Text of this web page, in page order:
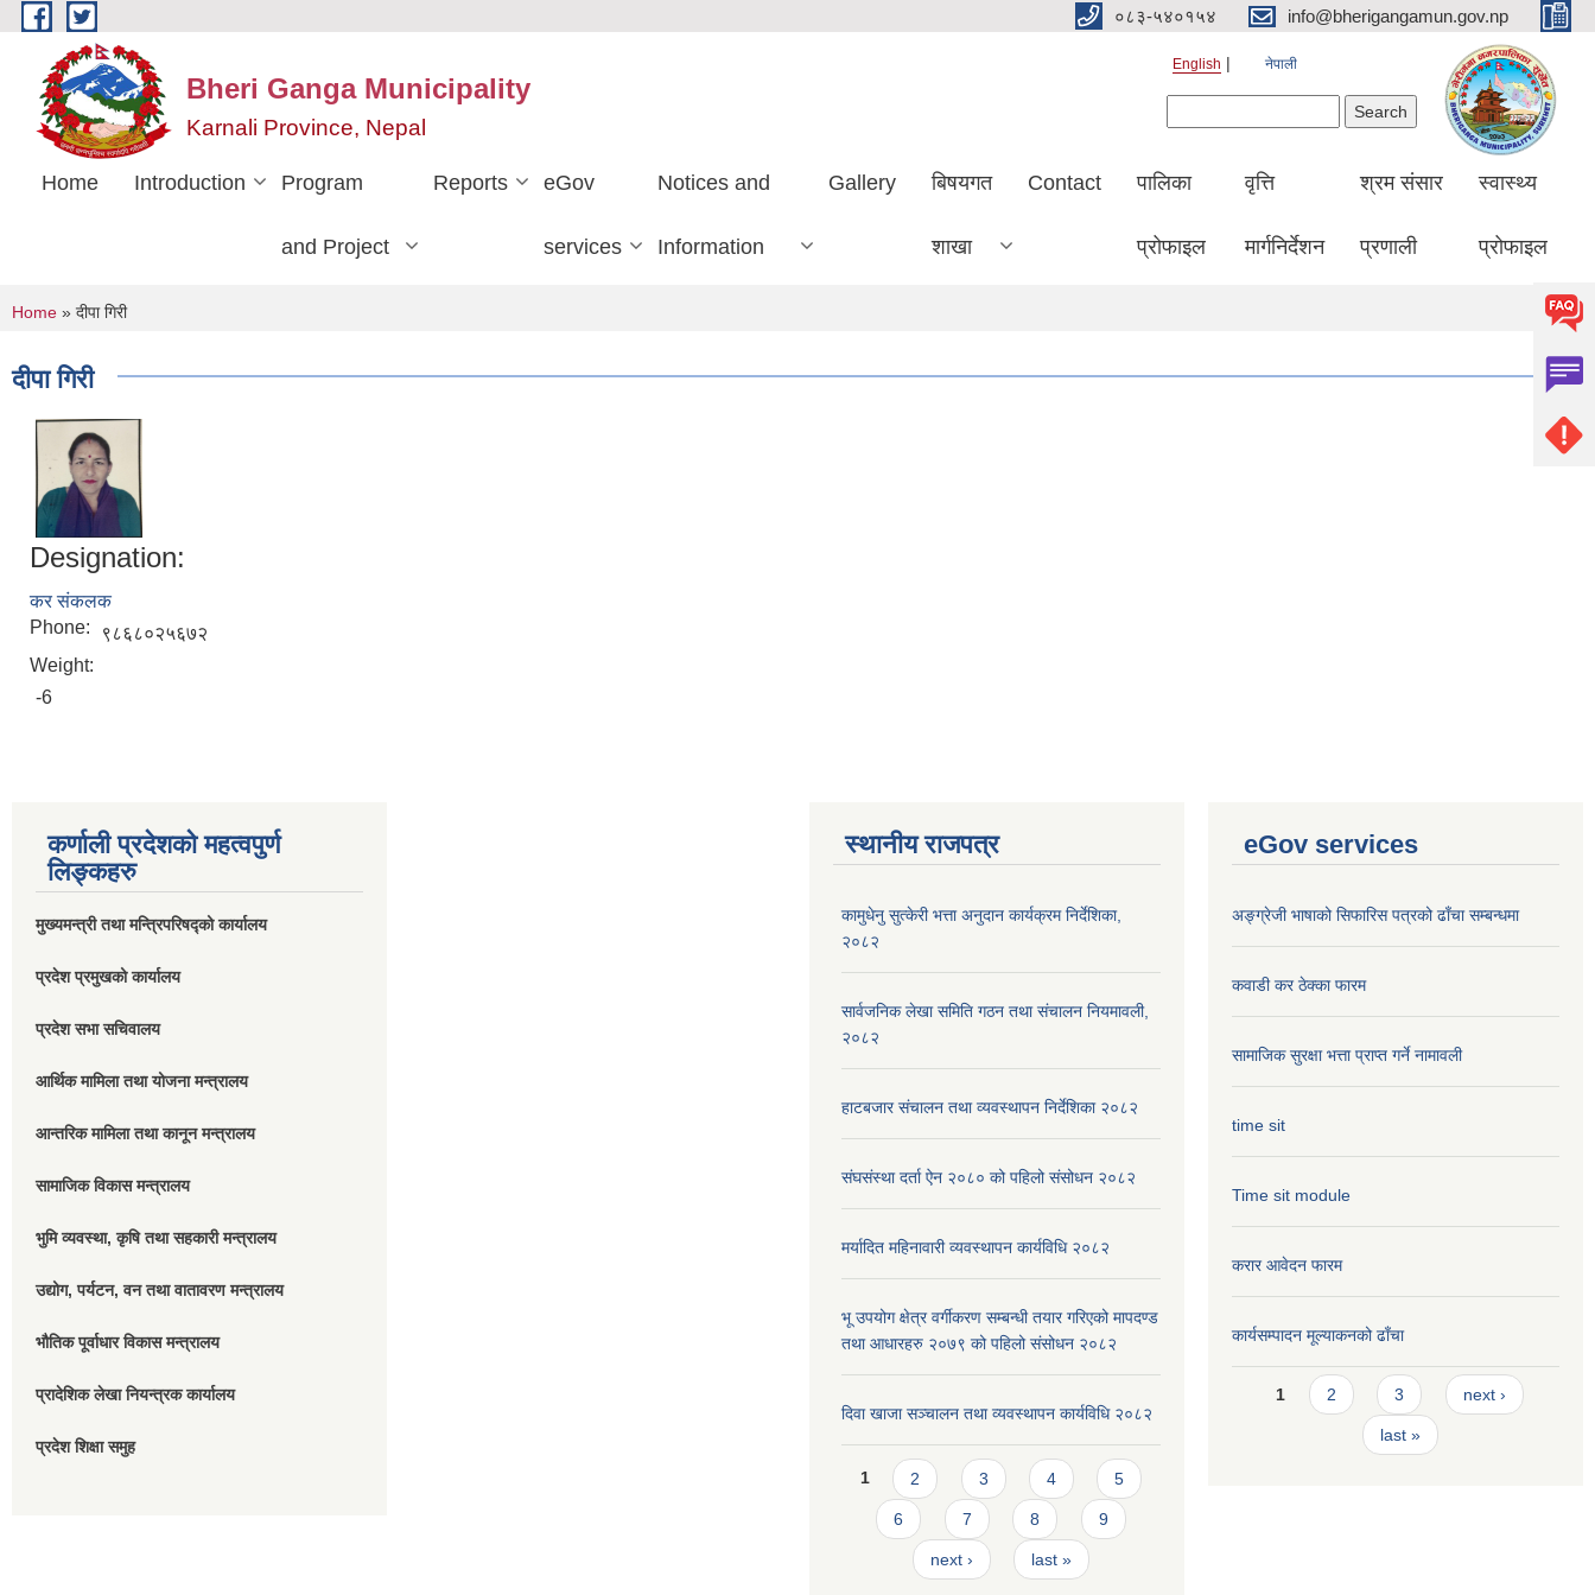
Skip to main content ०८३-५४०१५४ info@bherigangamun.gov.np
Bheri Ganga Municipality
Karnali Province, Nepal
English नेपाली
Home Introduction Program
and Project
Reports eGov
services
Notices and
Information
Gallery बिषयगत
शाखा
Contact पालिका
प्रोफाइल
वृत्ति
मार्गनिर्देशन
श्रम संसार
प्रणाली
स्वास्थ्य
प्रोफाइल
You are here
Home » दीपा गिरी
दीपा गिरी
Designation:
कर संकलक
Phone:
९८६८०२५६७२
Weight:
-6
कर्णाली प्रदेशको महत्वपुर्ण
लिङ्कहरु
मुख्यमन्त्री तथा मन्त्रिपरिषद्को कार्यालय
प्रदेश प्रमुखको कार्यालय
प्रदेश सभा सचिवालय
आर्थिक मामिला तथा योजना मन्त्रालय
आन्तरिक मामिला तथा कानून मन्त्रालय
सामाजिक विकास मन्त्रालय
भुमि व्यवस्था, कृषि तथा सहकारी मन्त्रालय
उद्योग, पर्यटन, वन तथा वातावरण मन्त्रालय
भौतिक पूर्वाधार विकास मन्त्रालय
प्रादेशिक लेखा नियन्त्रक कार्यालय
प्रदेश शिक्षा समुह
स्थानीय राजपत्र
कामुधेनु सुत्केरी भत्ता अनुदान कार्यक्रम निर्देशिका,
२०८२
सार्वजनिक लेखा समिति गठन तथा संचालन नियमावली,
२०८२
हाटबजार संचालन तथा व्यवस्थापन निर्देशिका २०८२
संघसंस्था दर्ता ऐन २०८० को पहिलो संसोधन २०८२
मर्यादित महिनावारी व्यवस्थापन कार्यविधि २०८२
भू उपयोग क्षेत्र वर्गीकरण सम्बन्धी तयार गरिएको मापदण्ड
तथा आधारहरु २०७९ को पहिलो संसोधन २०८२
दिवा खाजा सञ्चालन तथा व्यवस्थापन कार्यविधि २०८२
Pages
1 2 3 4 5
6 7 8 9
next › last »
eGov services
अङ्ग्रेजी भाषाको सिफारिस पत्रको ढाँचा सम्बन्धमा
कवाडी कर ठेक्का फारम
सामाजिक सुरक्षा भत्ता प्राप्त गर्ने नामावली
time sit
Time sit module
करार आवेदन फारम
कार्यसम्पादन मूल्या‌कनको ढाँचा
Pages
1 2 3 next ›
last »